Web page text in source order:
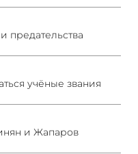
предательства
учёные звания
и Жапаров